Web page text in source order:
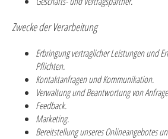
Zwecke der Verarbeitung
Erbringung vertraglicher Leistungen und
Pflichten.
Kontaktanfragen und Kommunikation.
Verwaltung und Beantwortung von
Feedback.
Marketing.
Bereitstellung unseres Onlineangebotes